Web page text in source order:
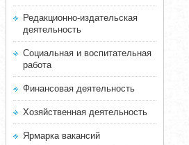
Редакционно-издательская
деятельность
Социальная и воспитательная
работа
Финансовая деятельность
Хозяйственная деятельность
Ярмарка вакансий